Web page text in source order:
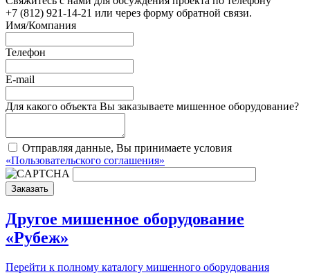
+7 (812) 921-14-21 или через форму обратной связи.
Имя/Компания
Телефон
E-mail
Для какого объекта Вы заказываете мишенное оборудование?
Отправляя данные, Вы принимаете условия
«Пользовательского соглашения»
Заказать
Другое мишенное оборудование
«Рубеж»
Перейти к полному каталогу мишенного оборудования